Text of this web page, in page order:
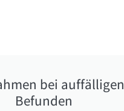
bei auffälligen
Befunden